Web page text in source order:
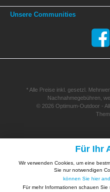
Unsere Communities
* Alle Preise inkl. gesetzl.
Nachnahmegebühren,
© 2026 Optimum-Outdoor -
Für Ihr
Wir verwenden Cookies, um eine
Sie nur notwendigen
können Sie hier
Für mehr Informationen schauen Sie